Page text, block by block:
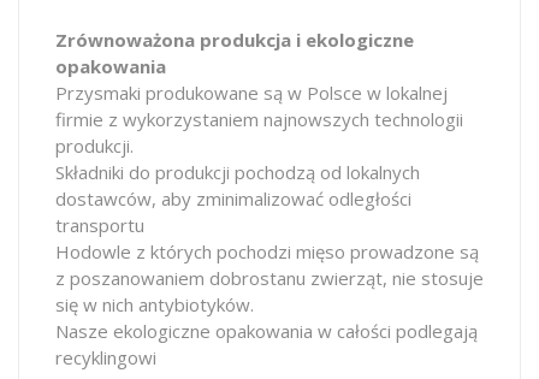
Zrównoważona produkcja i ekologiczne
opakowania
Przysmaki produkowane są w Polsce w lokalnej
firmie z wykorzystaniem najnowszych technologii
produkcji.
Składniki do produkcji pochodzą od lokalnych
dostawców, aby zminimalizować odległości
transportu
Hodowle z których pochodzi mięso prowadzone są
z poszanowaniem dobrostanu zwierząt, nie stosuje
się w nich antybiotyków.
Nasze ekologiczne opakowania w całości podlegają
recyklingowi